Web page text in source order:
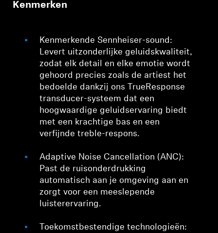
Kenmerken
Kenmerkende Sennheiser-sound:
Levert uitzonderlijke geluidskwaliteit,
zodat elk detail en elke emotie wordt
gehoord precies zoals de artiest het
bedoelde dankzij ons TrueResponse
transducer-systeem dat een
hoogwaardige geluidservaring biedt
met een krachtige bas en een
verfijnde treble-respons.
Adaptive Noise Cancellation (ANC):
Past de ruisonderdrukking
automatisch aan je omgeving aan en
zorgt voor een meeslepende
luisterervaring.
Toekomstbestendige technologieën: